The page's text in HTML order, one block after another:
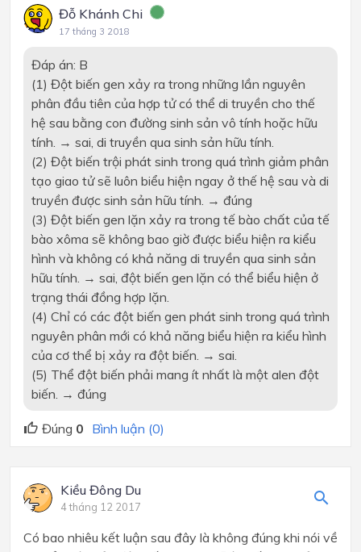
Đỗ Khánh Chi
17 tháng 3 2018
Đáp án: B
(1) Đột biến gen xảy ra trong những lần nguyên
phân đầu tiên của hợp tử có thể di truyền cho thế
hệ sau bằng con đường sinh sản vô tính hoặc hữu
tính. → sai, di truyền qua sinh sản hữu tính.
(2) Đột biến trội phát sinh trong quá trình giảm phân
tạo giao tử sẽ luôn biểu hiện ngay ở thế hệ sau và di
truyền được sinh sản hữu tính. → đúng
(3) Đột biến gen lặn xảy ra trong tế bào chất của tế
bào xôma sẽ không bao giờ được biểu hiện ra kiểu
hình và không có khả năng di truyền qua sinh sản
hữu tính. → sai, đột biến gen lặn có thể biểu hiện ở
trạng thái đồng hợp lặn.
(4) Chỉ có các đột biến gen phát sinh trong quá trình
nguyên phân mới có khả năng biểu hiện ra kiểu hình
của cơ thể bị xảy ra đột biến. → sai.
(5) Thể đột biến phải mang ít nhất là một alen đột
biến. → đúng
Đúng 0 Bình luận (0)
Kiều Đông Du
4 tháng 12 2017
Có bao nhiêu kết luận sau đây là không đúng khi nói về